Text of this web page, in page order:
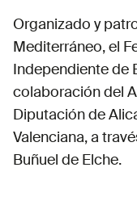
Organizado y
Mediterráneo, el
Independiente de
colaboración del
Diputación de
Valenciana, a
Buñuel de Elche.